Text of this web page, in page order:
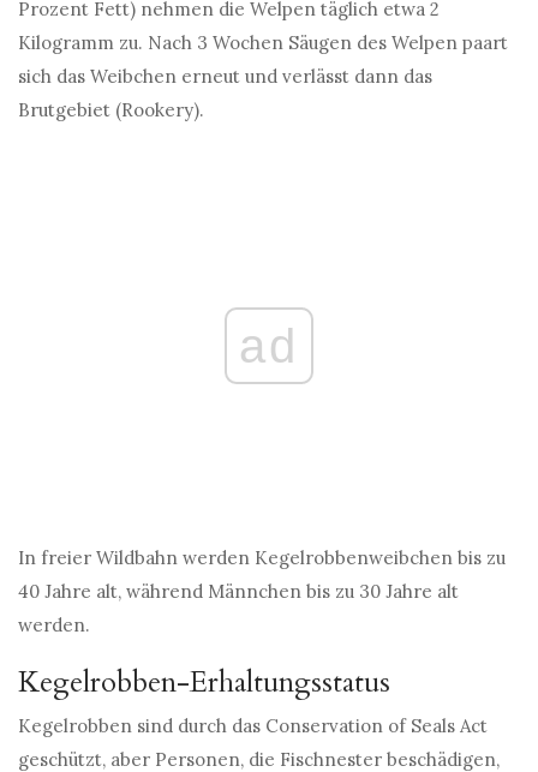
Prozent Fett) nehmen die Welpen täglich etwa 2
Kilogramm zu. Nach 3 Wochen Säugen des Welpen paart
sich das Weibchen erneut und verlässt dann das
Brutgebiet (Rookery).
ad
In freier Wildbahn werden Kegelrobbenweibchen bis zu
40 Jahre alt, während Männchen bis zu 30 Jahre alt
werden.
Kegelrobben-Erhaltungsstatus
Kegelrobben sind durch das Conservation of Seals Act
geschützt, aber Personen, die Fischnester beschädigen,